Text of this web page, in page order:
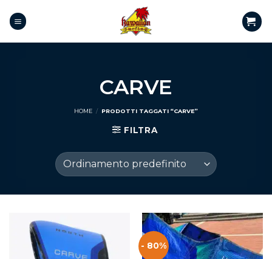
CARVE
HOME / PRODOTTI TAGGATI “CARVE”
FILTRA
- 80%